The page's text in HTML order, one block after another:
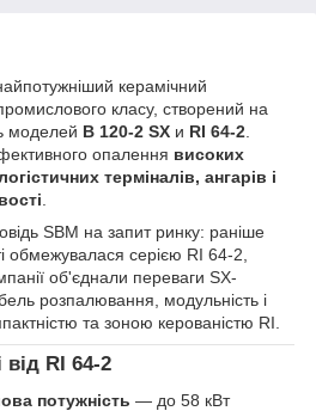
керамічний
класу, створений на
моделей B 120-2 SX и RI 64-2
опалення високих
терміналів, ангарів і
SBM на запит ринку: раніше
обмежувалася серією RI 64-2,
об'єднали переваги SX-
розпалювання, модульність і
та зоною керованістю RI.
від RI 64-2
потужність — до 58 кВт